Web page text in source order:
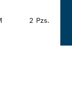
2 Pzs.